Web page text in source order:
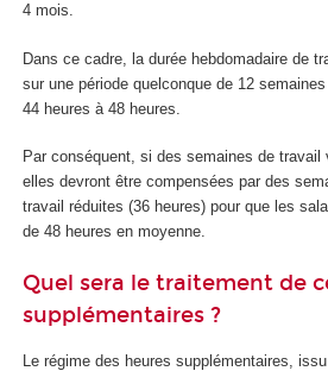
4 mois.
Dans ce cadre, la durée hebdomadaire de
sur une période quelconque de 12
44 heures à 48 heures.
Par conséquent, si des semaines de travail
elles devront être compensées par des
travail réduites (36 heures) pour que les
de 48 heures en moyenne.
Quel sera le traitement de
supplémentaires ?
Le régime des heures supplémentaires,